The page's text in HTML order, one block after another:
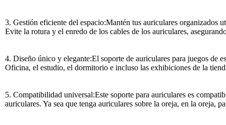
3. Gestión eficiente del espacio:Mantén tus auriculares organizados
Evite la rotura y el enredo de los cables de los auriculares,
4. Diseño único y elegante:El soporte de auriculares para juegos de
Oficina, el estudio, el dormitorio e incluso las exhibiciones de la
5. Compatibilidad universal:Este soporte para auriculares es
auriculares. Ya sea que tenga auriculares sobre la oreja, en la oreja,